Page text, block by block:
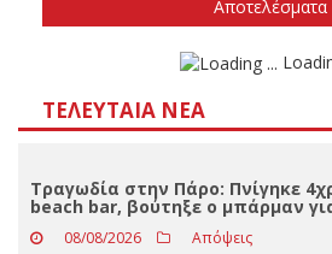
Δεν ξέρω/δεν
ΤΕΛΕΥΤΑΊΑ ΝΈΑ